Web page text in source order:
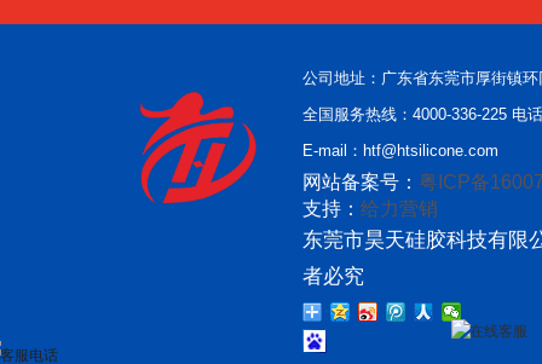
公司地址：广东省东莞市厚街镇
全国服务热线：4000-336-225 电
E-mail：htf@htsilicone.com
网站备案号： 粤ICP备
支持： 给力营销
东莞市昊天硅胶科技有限
者必究
在线客服
客服电话